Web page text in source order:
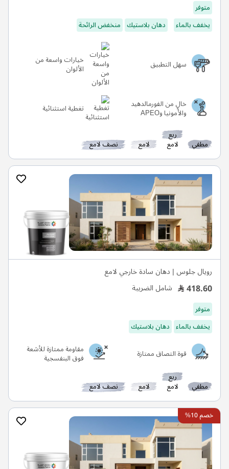
متوفر
يخفف بالماء
دهان بلاستيك منخفض الرائحة
سهل التطبيق خيارات واسعة من
الألوان
خالٍ من الفورمالدهيد
والأمونيا وAPEO تغطية استثنائية
مطفي
ربع
لامع لامع نصف لامع
رويال جلوس | دهان سادة خارجي لامع
418.60 شامل الضريبة
متوفر
يخفف بالماء دهان بلاستيك
قوة التصاق ممتازة
مقاومة ممتازة للأشعة
فوق البنفسجية
مطفي
ربع
لامع لامع نصف لامع
خصم 10%